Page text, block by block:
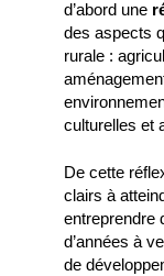
d’abord une
des aspects
rurale :
culturelles et
De cette
clairs à
entreprendre
d’années à
de